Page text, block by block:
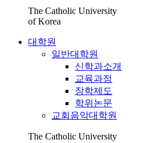
The Catholic University
of Korea
대학원
일반대학원
신학과소개
교육과정
장학제도
학위논문
교회음악대학원
The Catholic University